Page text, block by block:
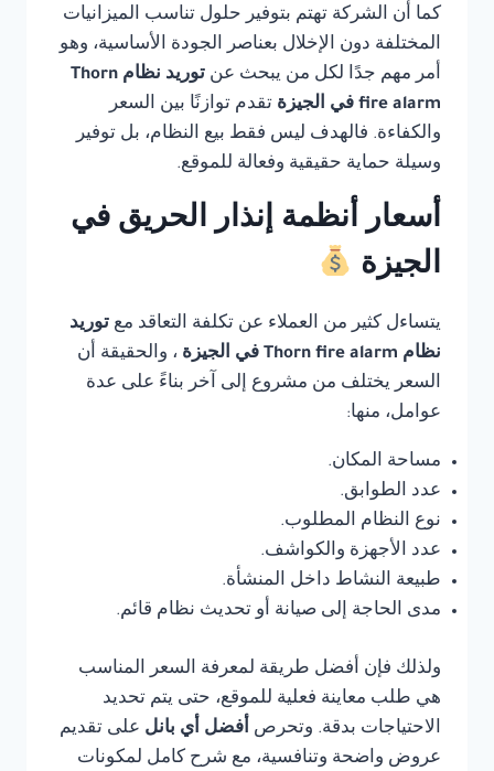
كما أن الشركة تهتم بتوفير حلول تناسب الميزانيات
المختلفة دون الإخلال بعناصر الجودة الأساسية، وهو
أمر مهم جدًا لكل من يبحث عن
توريد نظام Thorn
fire alarm في الجيزة
تقدم توازنًا بين السعر
والكفاءة. فالهدف ليس فقط بيع النظام، بل توفير
وسيلة حماية حقيقية وفعالة للموقع.
أسعار أنظمة إنذار الحريق في
الجيزة
يتساءل كثير من العملاء عن تكلفة التعاقد مع توريد
نظام Thorn fire alarm في الجيزة
، والحقيقة أن
السعر يختلف من مشروع إلى آخر بناءً على عدة
عوامل، منها:
مساحة المكان.
عدد الطوابق.
نوع النظام المطلوب.
عدد الأجهزة والكواشف.
طبيعة النشاط داخل المنشأة.
مدى الحاجة إلى صيانة أو تحديث نظام قائم.
ولذلك فإن أفضل طريقة لمعرفة السعر المناسب
هي طلب معاينة فعلية للموقع، حتى يتم تحديد
الاحتياجات بدقة. وتحرص أفضل أي بانل على تقديم
عروض واضحة وتنافسية، مع شرح كامل لمكونات